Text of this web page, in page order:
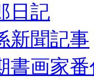
日記
新聞記事
書画家